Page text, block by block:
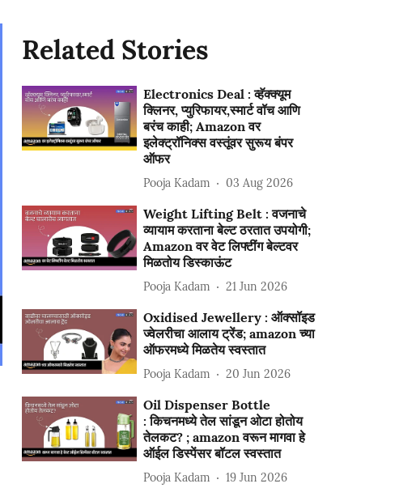
Related Stories
Electronics Deal : व्हॅक्क्यूम
क्लिनर, प्युरिफायर,स्मार्ट वॉच आणि
बरंच काही; Amazon वर
इलेक्ट्रॉनिक्स वस्तूंवर सुरूय बंपर
ऑफर
Pooja Kadam 03 Aug 2026
Weight Lifting Belt : वजनाचे
व्यायाम करताना बेल्ट ठरतात उपयोगी;
Amazon वर वेट लिफ्टींग बेल्टवर
मिळतोय डिस्काऊंट
Pooja Kadam 21 Jun 2026
Oxidised Jewellery : ऑक्सॉइड
ज्वेलरीचा आलाय ट्रेंड; amazon च्या
ऑफरमध्ये मिळतेय स्वस्तात
Pooja Kadam 20 Jun 2026
Oil Dispenser Bottle
: किचनमध्ये तेल सांडून ओटा होतोय
तेलकट? ; amazon वरून मागवा हे
ऑईल डिस्पेंसर बॉटल स्वस्तात
Pooja Kadam 19 Jun 2026